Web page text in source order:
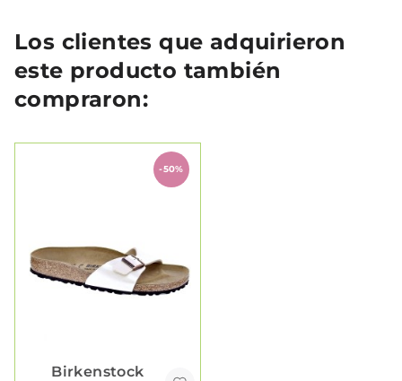
Los clientes que adquirieron
este producto también
compraron:
-50%
Birkenstock